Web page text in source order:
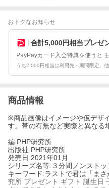
おトクなお知らせ
合計5,000円相当プレゼ
PayPayカード入会特典を使うと
うち2,000円相当は利用先・期間限定。
商品情報
※商品画像はイメージや仮デザ
す。帯の有無など実際と異なる
編:PHP研究所
出版社:PHP研究所
発売日:2021年01月
シリーズ名等:３分間ノンスト
キーワード:ラストで君は「ま
究所 プレゼント ギフト 誕生日